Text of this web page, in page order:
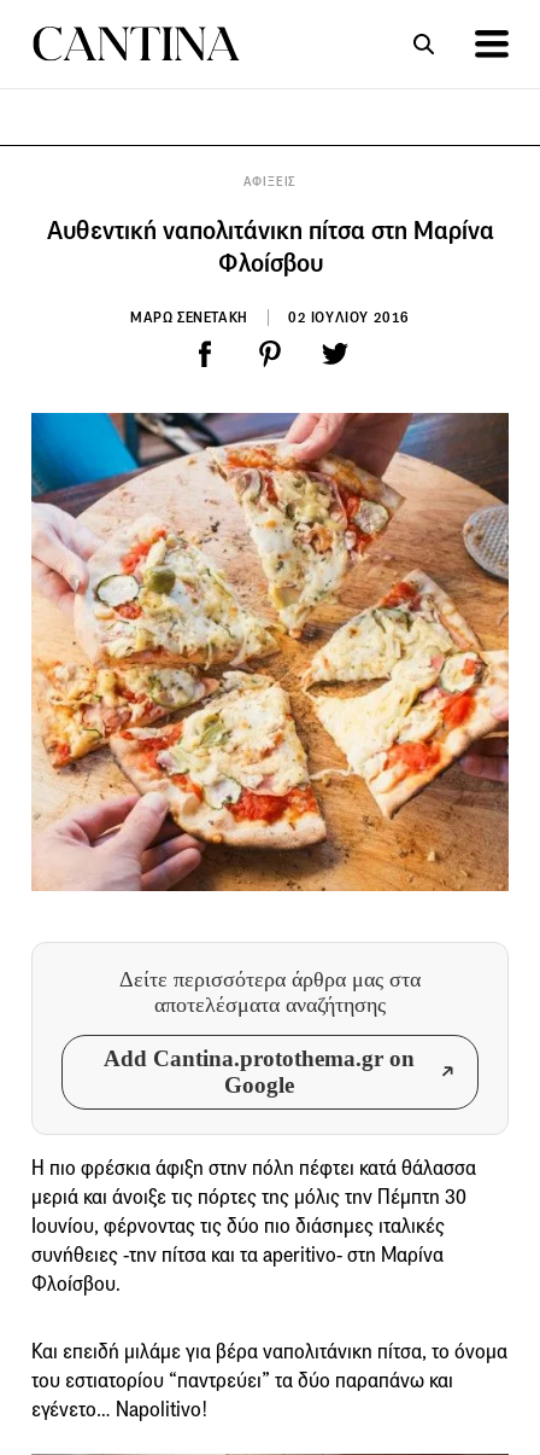
ΑΦΙΞΕΙΣ
Αυθεντική ναπολιτάνικη πίτσα στη Μαρίνα
Φλοίσβου
ΜΑΡΩ ΣΕΝΕΤΑΚΗ 02 ΙΟΥΛΙΟΥ 2016
Δείτε περισσότερα άρθρα μας στα
αποτελέσματα αναζήτησης
Add Cantina.protothema.gr on
Google
Η πιο φρέσκια άφιξη στην πόλη πέφτει κατά θάλασσα
μεριά και άνοιξε τις πόρτες της μόλις την Πέμπτη 30
Ιουνίου, φέρνοντας τις δύο πιο διάσημες ιταλικές
συνήθειες -την πίτσα και τα aperitivo- στη Μαρίνα
Φλοίσβου.
Και επειδή μιλάμε για βέρα ναπολιτάνικη πίτσα, το όνομα
του εστιατορίου “παντρεύει” τα δύο παραπάνω και
εγένετο… Napolitivo!